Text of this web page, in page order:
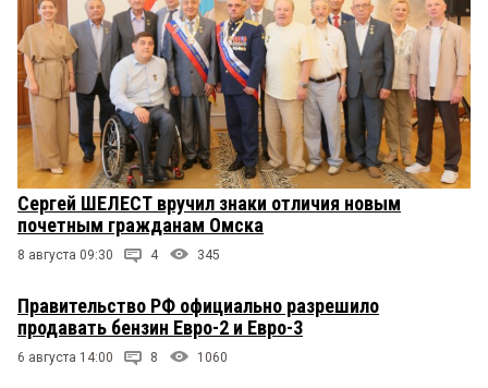
Сергей ШЕЛЕСТ вручил знаки отличия новым
почетным гражданам Омска
8 августа 09:30 4 345
Правительство РФ официально разрешило
продавать бензин Евро-2 и Евро-3
6 августа 14:00 8 1060